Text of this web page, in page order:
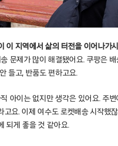
이 지역에서 삶의 터전을 이어나가
송 문제가 많이 해결됐어요. 쿠팡은
들고, 반품도 편하고요.
직 아이는 없지만 생각은 있어요. 주
고요. 이제 여수도 로켓배송 시작했
되게 좋을 것 같아요.